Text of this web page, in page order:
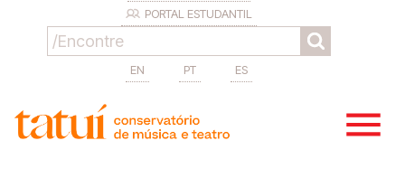
PORTAL ESTUDANTIL
EN PT ES